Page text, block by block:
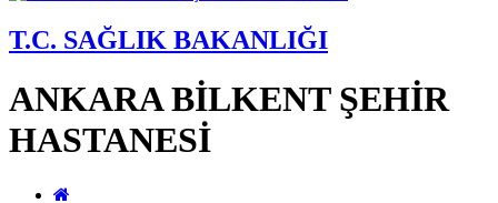
T.C. SAĞLIK BAKANLIĞI
ANKARA BİLKENT ŞEHİR
HASTANESİ